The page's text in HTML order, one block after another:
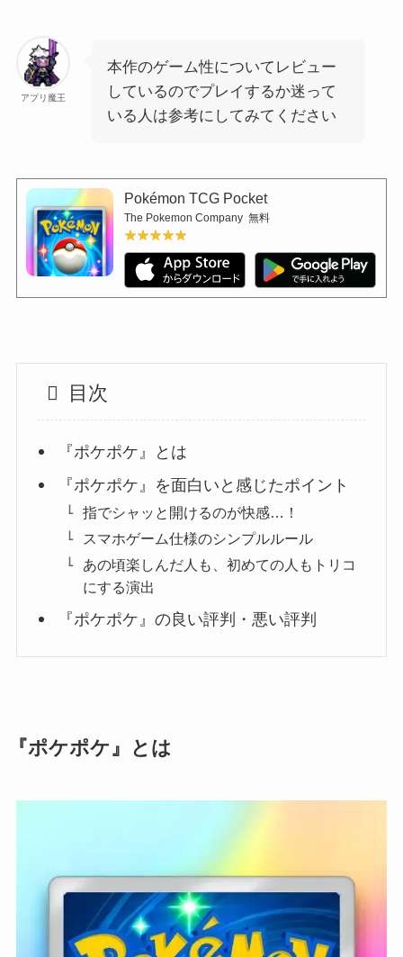
アプリ魔王
本作のゲーム性についてレビュー
しているのでプレイするか迷って
いる人は参考にしてみてください
Pokémon TCG Pocket
The Pokemon Company 無料
★★★★★
★★★★★
目次
『ポケポケ』とは
『ポケポケ』を面白いと感じたポイント
指でシャッと開けるのが快感…！
スマホゲーム仕様のシンプルルール
あの頃楽しんだ人も、初めての人もトリコ
にする演出
『ポケポケ』の良い評判・悪い評判
『ポケポケ』とは